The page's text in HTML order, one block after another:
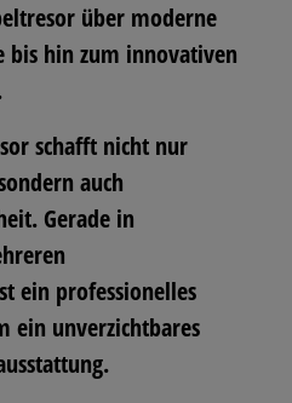
über moderne
bis hin zum innovativen
schafft nicht nur
auch
Gerade in
ein professionelles
ein unverzichtbares